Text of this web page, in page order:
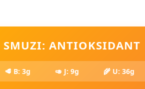
SMUZI: ANTIOKSIDANT
🥩 B: 3g 🥑 J: 9g 🌾 U: 36g